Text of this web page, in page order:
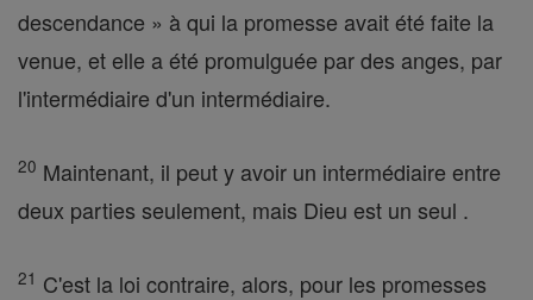
descendance » à qui la promesse avait été faite la
venue, et elle a été promulguée par des anges, par
l'intermédiaire d'un intermédiaire.
20 Maintenant, il peut y avoir un intermédiaire entre
deux parties seulement, mais Dieu est un seul .
21 C'est la loi contraire, alors, pour les promesses